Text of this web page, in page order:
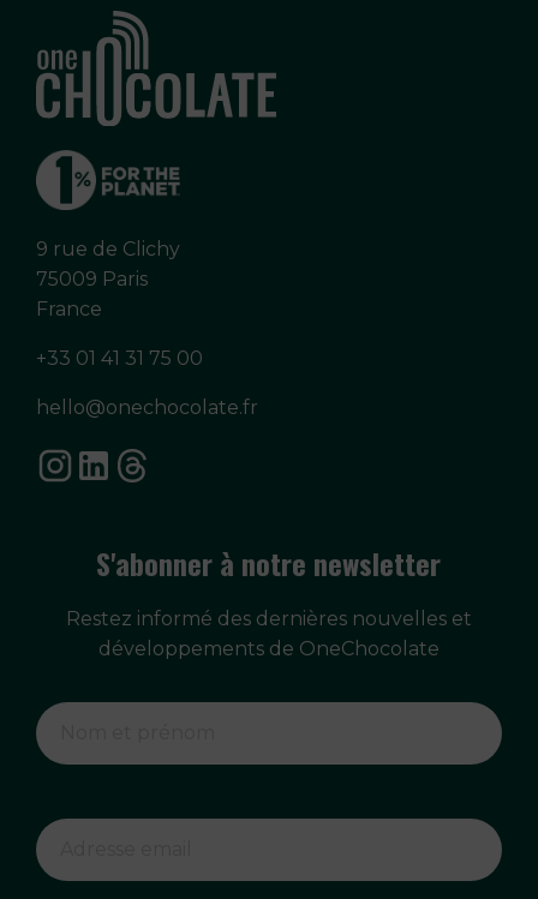
9 rue de Clichy
75009 Paris
France
+33 01 41 31 75 00
hello@onechocolate.fr
S'abonner à notre newsletter
Restez informé des dernières nouvelles et
développements de OneChocolate